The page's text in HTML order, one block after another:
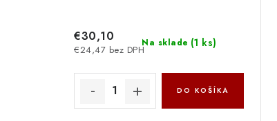
Na sklade (1 ks)
€24,47 bez DPH
€30,10
DO KOŠÍKA